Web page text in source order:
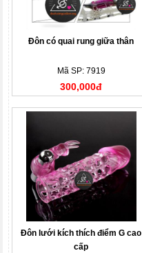
Đôn có quai rung giữa thân
Mã SP: 7919
300,000đ
Đôn lưới kích thích điểm G cao
cấp